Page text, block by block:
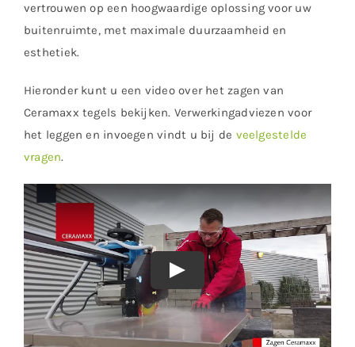
vertrouwen op een hoogwaardige oplossing voor uw
buitenruimte, met maximale duurzaamheid en
esthetiek.
Hieronder kunt u een video over het zagen van
Ceramaxx tegels bekijken. Verwerkingadviezen voor
het leggen en invoegen vindt u bij de veelgestelde
vragen.